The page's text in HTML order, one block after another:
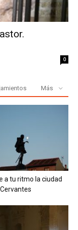
0
Más
a tu ritmo la ciudad